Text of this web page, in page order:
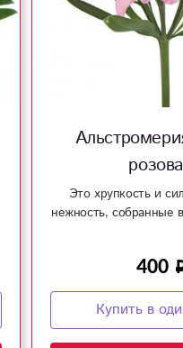
Это хрупкость и
нежность, собранные
400
Купить в